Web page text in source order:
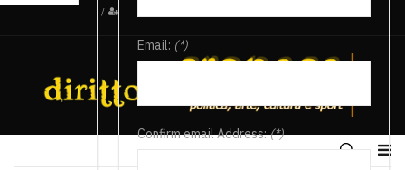
/
Email: (*)
Confirm email Address:(*)